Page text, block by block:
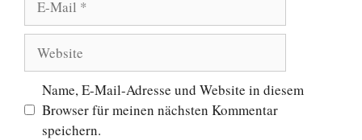
Mail
Name, E-Mail-Adresse und Website in diesem
Browser für meinen nächsten Kommentar
speichern.